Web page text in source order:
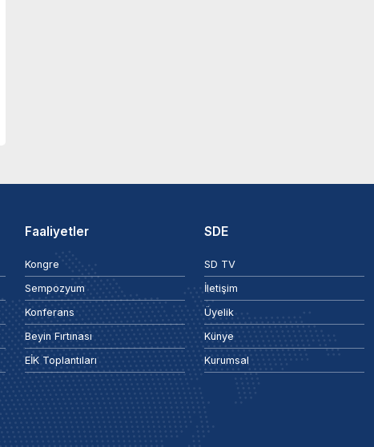
Faaliyetler
Kongre
Sempozyum
Konferans
Beyin Fırtınası
EİK Toplantıları
SDE
SD TV
İletişim
Üyelik
Künye
Kurumsal